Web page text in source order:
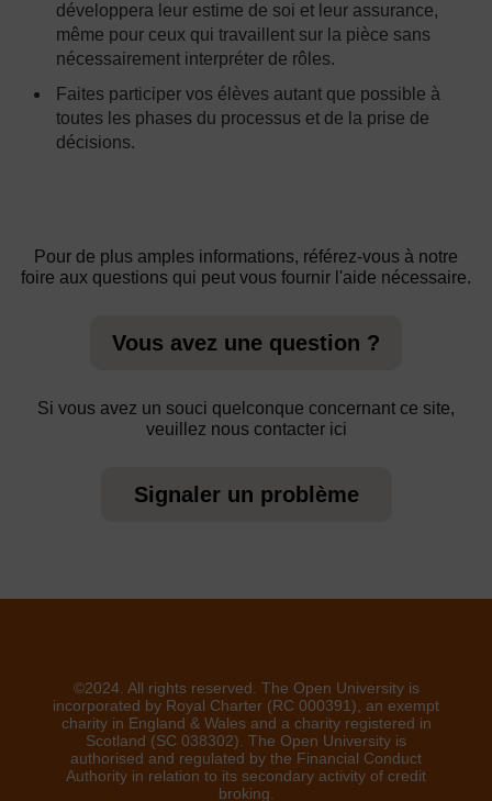
développera leur estime de soi et leur assurance,
même pour ceux qui travaillent sur la pièce sans
nécessairement interpréter de rôles.
Faites participer vos élèves autant que possible à
toutes les phases du processus et de la prise de
décisions.
Pour de plus amples informations, référez-vous à notre
foire aux questions qui peut vous fournir l'aide nécessaire.
Vous avez une question ?
Si vous avez un souci quelconque concernant ce site,
veuillez nous contacter ici
Signaler un problème
©2024. All rights reserved. The Open University is
incorporated by Royal Charter (RC 000391), an exempt
charity in England & Wales and a charity registered in
Scotland (SC 038302). The Open University is
authorised and regulated by the Financial Conduct
Authority in relation to its secondary activity of credit
broking.